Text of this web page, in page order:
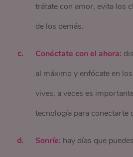
trátate con amor, evita los
de los demás.
Conéctate con el ahora:
al máximo y enfócate en
vives, a veces es
tecnología para conectarte
Sonríe: hay días que